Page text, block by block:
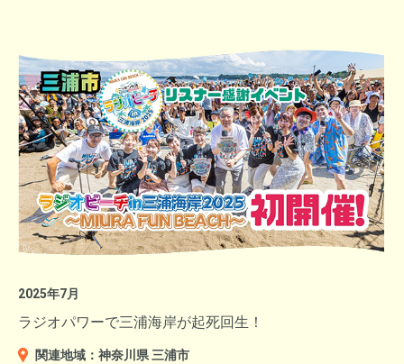
『旅のぜんぶがここにある』をキャッチコピーに開催されるプレ
キャンペーンの企画を1時間かけてお伝えしましたが、番組エン
ディングでは高城れにが「時間が足りない、あと1時間欲し
が盛りだくさん。
番組を聞いたリスナーが足を運びたくなる神奈川・横浜一色の番
組となりました。
年末の大一番を控えた平塚競輪の盛り上がりをラジオから後押し
し、関東のリスナーをつなぐ機会となりました。ラジオを通じて
＜子ども未来賞＞
佐賀県唐津市 三笠 旬太さん
▼石川県小松市 宮橋勝栄市長
2025年7月
ラジオパワーで三浦海岸が起死回生！
関連地域：神奈川県 三浦市